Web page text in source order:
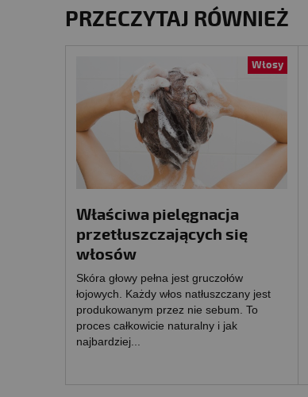
PRZECZYTAJ RÓWNIEŻ
Włosy
Właściwa pielęgnacja
przetłuszczających się
włosów
Skóra głowy pełna jest gruczołów
łojowych. Każdy włos natłuszczany jest
produkowanym przez nie sebum. To
proces całkowicie naturalny i jak
najbardziej...